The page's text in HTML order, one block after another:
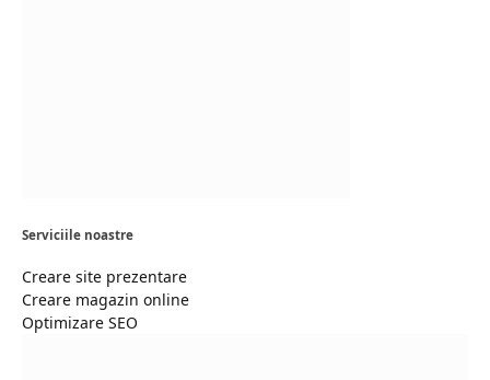
Serviciile noastre
Creare site prezentare
Creare magazin online
Optimizare SEO